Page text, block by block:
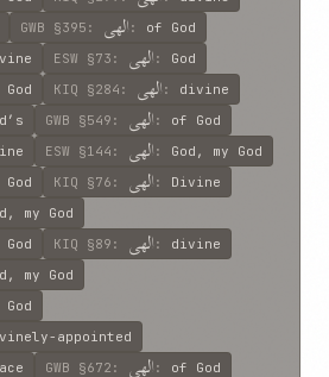
GWB §395 : الهی : of God
ESW §73 : الهی : God
KIQ §284 : الهی : divine
GWB §549 : الهی : of God
ESW §144 : الهی : God, my God
KIQ §76 : الهی : Divine
my God
KIQ §89 : الهی : divine
my God
appointed
GWB §672 : الهی : of God